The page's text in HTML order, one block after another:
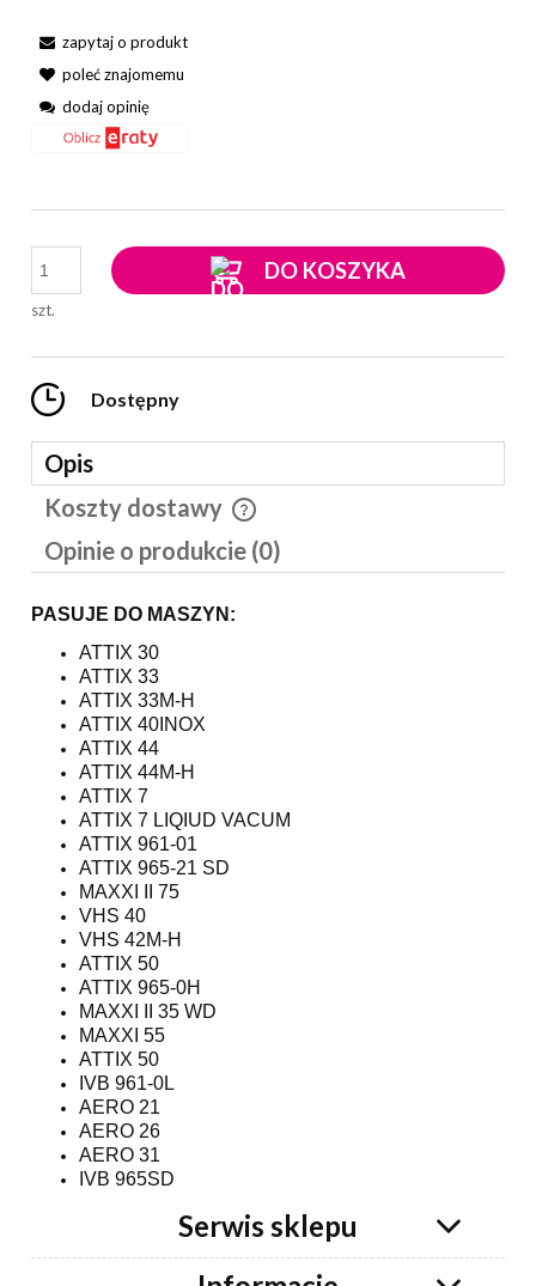
zapytaj o produkt
poleć znajomemu
dodaj opinię
szt.
DO KOSZYKA
Dostępny
Opis
Koszty dostawy
Cena nie zawiera ewentualnych kosztów płatności
Opinie o produkcie (0)
PASUJE DO MASZYN:
ATTIX 30
ATTIX 33
ATTIX 33M-H
ATTIX 40INOX
ATTIX 44
ATTIX 44M-H
ATTIX 7
ATTIX 7 LIQIUD VACUM
ATTIX 961-01
ATTIX 965-21 SD
MAXXI II 75
VHS 40
VHS 42M-H
ATTIX 50
ATTIX 965-0H
MAXXI II 35 WD
MAXXI 55
ATTIX 50
IVB 961-0L
AERO 21
AERO 26
AERO 31
IVB 965SD
Serwis sklepu